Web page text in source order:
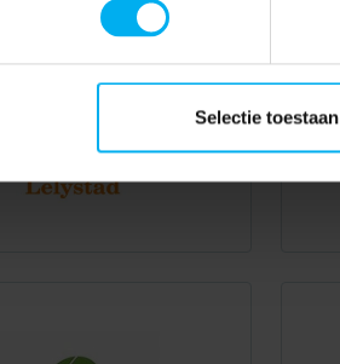
Selectie toestaan